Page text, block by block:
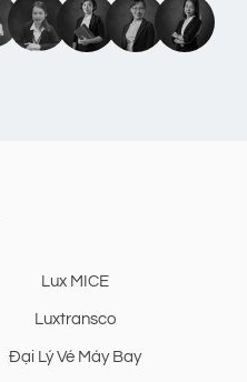
Lux MICE
Luxtransco
Đại Lý Vé Máy Bay